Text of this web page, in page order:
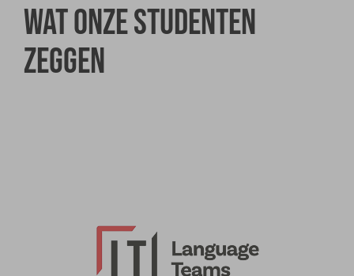
Wat onze studenten
zeggen